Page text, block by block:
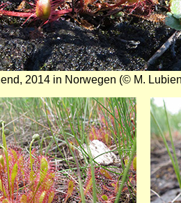
2014 in Norwegen (© M.
Bild